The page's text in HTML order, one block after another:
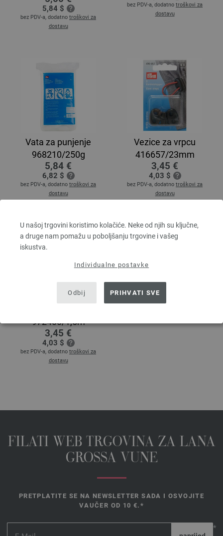
U našoj trgovini koristimo kolačiće. Neke od njih su ključne,
a druge nam pomažu u poboljšanju trgovine i vašeg
iskustva.
Individualne postavke
Odbij PRIHVATI SVE
5,84 $
bez PDV-a, dodatno troškovi za
dostavu
bez PDV-a, dodatno troškovi za
dostavu
Vata za punjenje
968210/250g
5,84 €
6,82 $
bez PDV-a, dodatno troškovi za
dostavu
Vezice za vrpcu
416657/23mm
3,45 €
4,03 $
bez PDV-a, dodatno troškovi za
dostavu
972400/1,5m
3,45 €
4,03 $
bez PDV-a, dodatno troškovi za
dostavu
FILATI WEB TRGOVINA ZA LANA
GROSSA VUNE
PRETPLATITE SE NA NEWSLETTER SADA I OSVOJITE
VAUČER OD 10 €.*
*